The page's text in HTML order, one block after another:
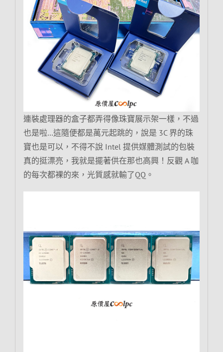
連裝處理器的盒子都弄得像珠寶展示架一樣，不過
也是啦…這隨便都是萬元起跳的，說是 3C 界的珠
寶也是可以，不得不說 Intel 提供媒體測試的包裝
真的挺漂亮，我就是擺著供在那也高興！反觀 A 咖
的每次都裸的來，光質感就輸了QQ。